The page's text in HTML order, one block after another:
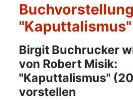
"Kaputtalismus"
Details
Birgit Buchrucker
von Robert Misik:
"Kaputtalismus"
vorstellen